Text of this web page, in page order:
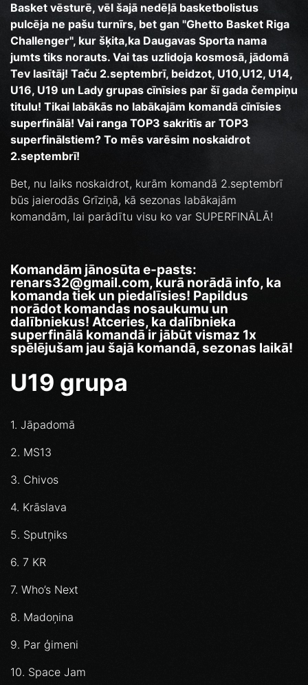
Basket vēsturē, vēl šajā nedēļā basketbolistus
pulcēja ne pašu turnīrs, bet gan "Ghetto Basket Riga
Challenger", kur šķita,ka Daugavas Sporta nama
jumts tiks norauts. Vai tas uzlidoja kosmosā, jādomā
Tev lasītāj! Taču 2.septembrī, beidzot, U10,U12, U14,
U16, U19 un Lady grupas cīnīsies par šī gada čempiņu
titulu! Tikai labākās no labākajām komandā cīnīsies
superfinālā! Vai ranga TOP3 sakritīs ar TOP3
superfinālstiem? To mēs varēsim noskaidrot
2.septembrī!
Bet, nu laiks noskaidrot, kurām komandā 2.septembrī
būs jaierodās Grīziņā, kā sezonas labākajām
komandām, lai parādītu visu ko var SUPERFINĀLĀ!
Komandām jānosūta e-pasts:
renars32@gmail.com, kurā norādā info, ka
komanda tiek un piedalīsies! Papildus
norādot komandas nosaukumu un
dalībniekus! Atceries, ka dalībnieka
superfinālā komandā ir jābūt vismaz 1x
spēlējušam jau šajā komandā, sezonas laikā!
U19 grupa
1. Jāpadomā
2. MS13
3. Chivos
4. Krāslava
5. Sputņiks
6. 7 KR
7. Who’s Next
8. Madoņina
9. Par ģimeni
10. Space Jam